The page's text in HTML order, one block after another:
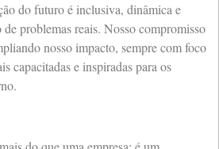
do futuro é inclusiva, dinâmica e
problemas reais. Nosso compromisso
nosso impacto, sempre com foco
capacitadas e inspiradas para os